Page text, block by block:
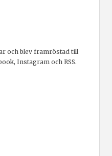
och blev framröstad till
Instagram och RSS.